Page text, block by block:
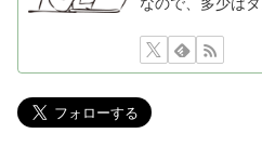
なので、多少は